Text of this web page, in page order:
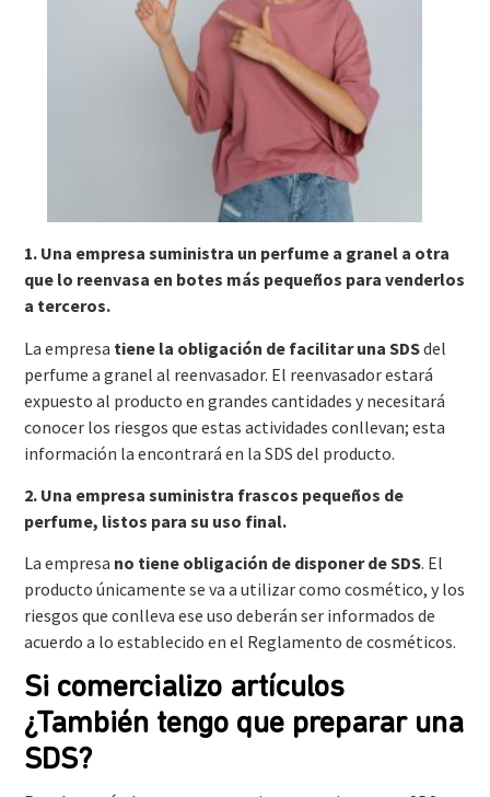
1. Una empresa suministra un perfume a granel a otra
que lo reenvasa en botes más pequeños para venderlos
a terceros.
La empresa tiene la obligación de facilitar una SDSdel
perfume a granel al reenvasador. El reenvasador estará
expuesto al producto en grandes cantidades y necesitará
conocer los riesgos que estas actividades conllevan; esta
información la encontrará en la SDS del producto.
2. Una empresa suministra frascos pequeños de
perfume, listos para su uso final.
La empresa no tiene obligación de disponer de SDS. El
producto únicamente se va a utilizar como cosmético, y los
riesgos que conlleva ese uso deberán ser informados de
acuerdo a lo establecido en el Reglamento de cosméticos.
Si comercializo artículos
¿También tengo que preparar una
SDS?